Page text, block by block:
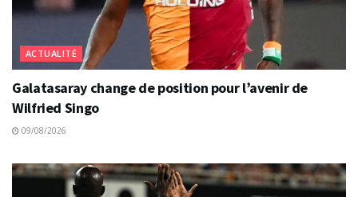
ACTUALITÉ
Galatasaray change de position pour l’avenir de
Wilfried Singo
09/08/2026